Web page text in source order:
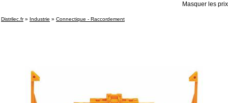
Masquer les prix
Distrilec.fr» Industrie » Connectique - Raccordement